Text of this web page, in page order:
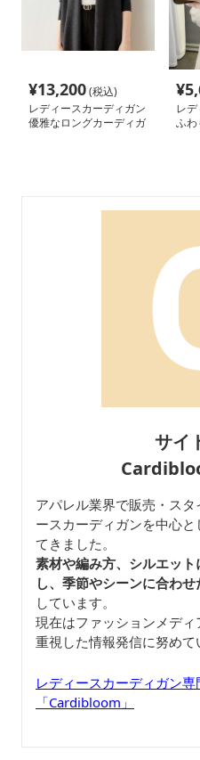
¥13,200(税込)
レディースカーディガン
優雅なロングカーディガ
¥
レ
ふわ
サイ
アパレル業界で販売・ス
ースカーディガンを中心
てきました。
素材や編み方、シルエッ
し、季節やシーンに合わ
しています。
現在はファッションメデ
重視した情報発信に努めて
レディースカーディガン専
「Cardibloom」